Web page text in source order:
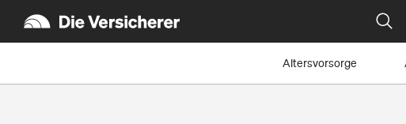
Altersvorsorge